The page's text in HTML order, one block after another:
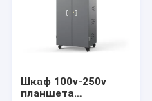
Шкаф 100v-250v
планшета